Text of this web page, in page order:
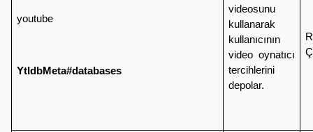
youtube
YtIdbMeta#databases
videosunu
kullanarak
kullanıcının
video oynatıcı
tercihlerini
depolar.